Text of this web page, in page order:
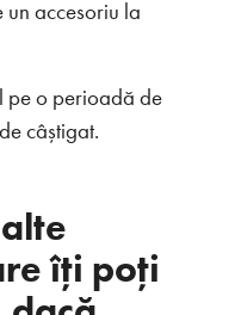
un accesoriu la
pe o perioadă de
câștigat.
îți poți